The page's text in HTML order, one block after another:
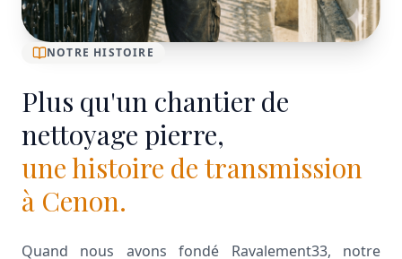
NOTRE HISTOIRE
Plus qu'un chantier de
nettoyage pierre,
une histoire de transmission
à Cenon.
Quand nous avons fondé Ravalement33, notre